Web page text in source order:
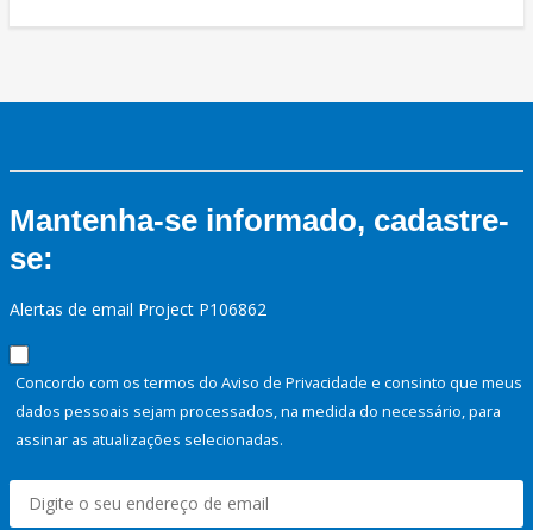
Mantenha-se informado, cadastre-
se:
Alertas de email Project P106862
Concordo com os termos do Aviso de Privacidade e consinto que meus
dados pessoais sejam processados, na medida do necessário, para
assinar as atualizações selecionadas.